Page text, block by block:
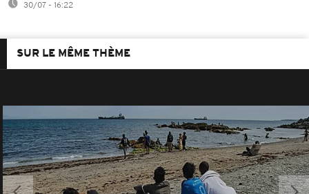
30/07 - 16:22
SUR LE MÊME THÈME